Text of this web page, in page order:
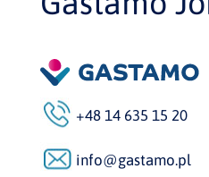
+48 14 635 15 20
info@gastamo.pl